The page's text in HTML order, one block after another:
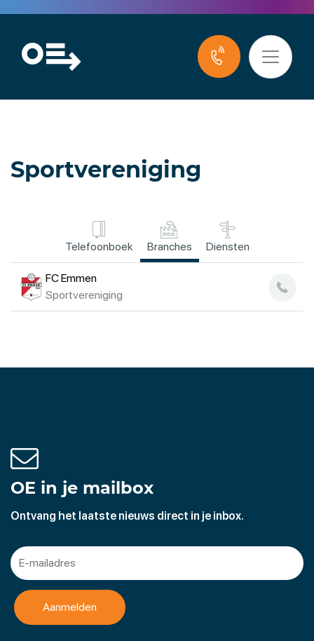
Sportvereniging
Telefoonboek Branches Diensten
FC Emmen
Sportvereniging
OE in je mailbox
Ontvang het laatste nieuws direct in je inbox.